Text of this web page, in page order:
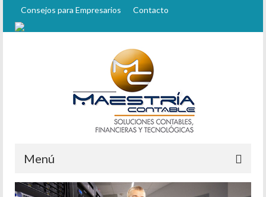
Consejos para Empresarios Contacto
Menú
Inicio